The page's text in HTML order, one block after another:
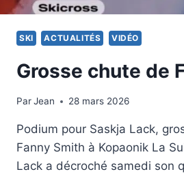
SKI ACTUALITÉS VIDÉO
Grosse chute de
ParJean
28 février 202628 mars 2026
Podium pour Saskja Lack,
Fanny Smith à Kopaonik La
Lack a décroché samedi son